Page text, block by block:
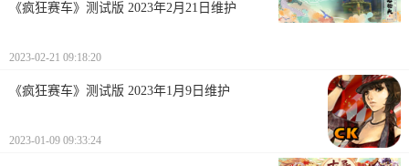
《疯狂赛车》测试版 2023年2月21日维护
2023-02-21 09:18:20
《疯狂赛车》测试版 2023年1月9日维护
2023-01-09 09:33:24